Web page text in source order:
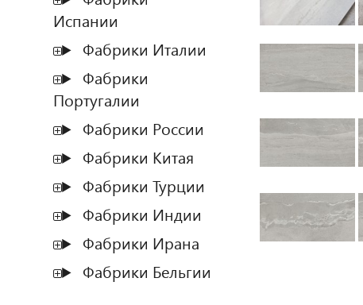
Испании
Фабрики Италии
Фабрики
Португалии
Фабрики России
Фабрики Китая
Фабрики Турции
Фабрики Индии
Фабрики Ирана
Фабрики Бельгии